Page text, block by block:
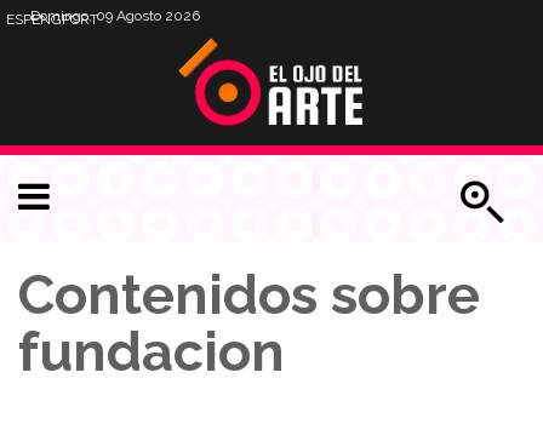
Domingo, 09 Agosto 2026
ESPENGPORT
Contenidos sobre
fundacion